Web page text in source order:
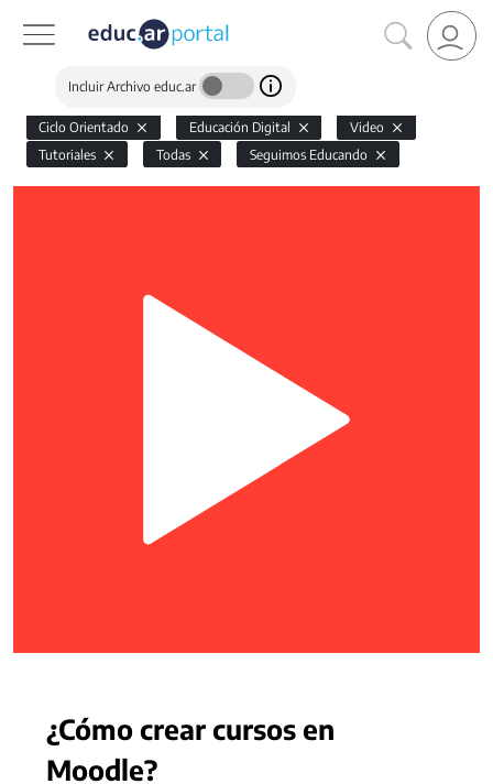
Incluir Archivo educ.ar
Ciclo Orientado Educación Digital
Video
Tutoriales
Todas Seguimos Educando
¿Cómo crear cursos en
Moodle?